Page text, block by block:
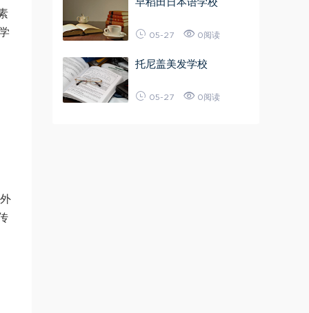
早稻田日本语学校
05-27 0阅读
托尼盖美发学校
05-27 0阅读